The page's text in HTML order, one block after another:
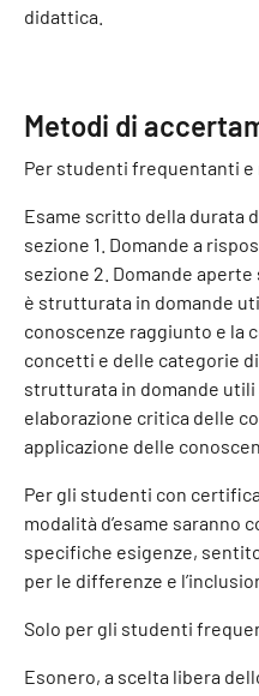
didattica.
Metodi di
Per studenti frequentanti
Esame scritto della durata
sezione 1. Domande a
sezione 2. Domande aperte
è strutturata in domande
conoscenze raggiunto e la
concetti e delle categorie
strutturata in domande utili
elaborazione critica delle
applicazione delle
Per gli studenti con
modalità d’esame saranno
specifiche esigenze,
per le differenze e
Solo per gli studenti
Esonero, a scelta libera